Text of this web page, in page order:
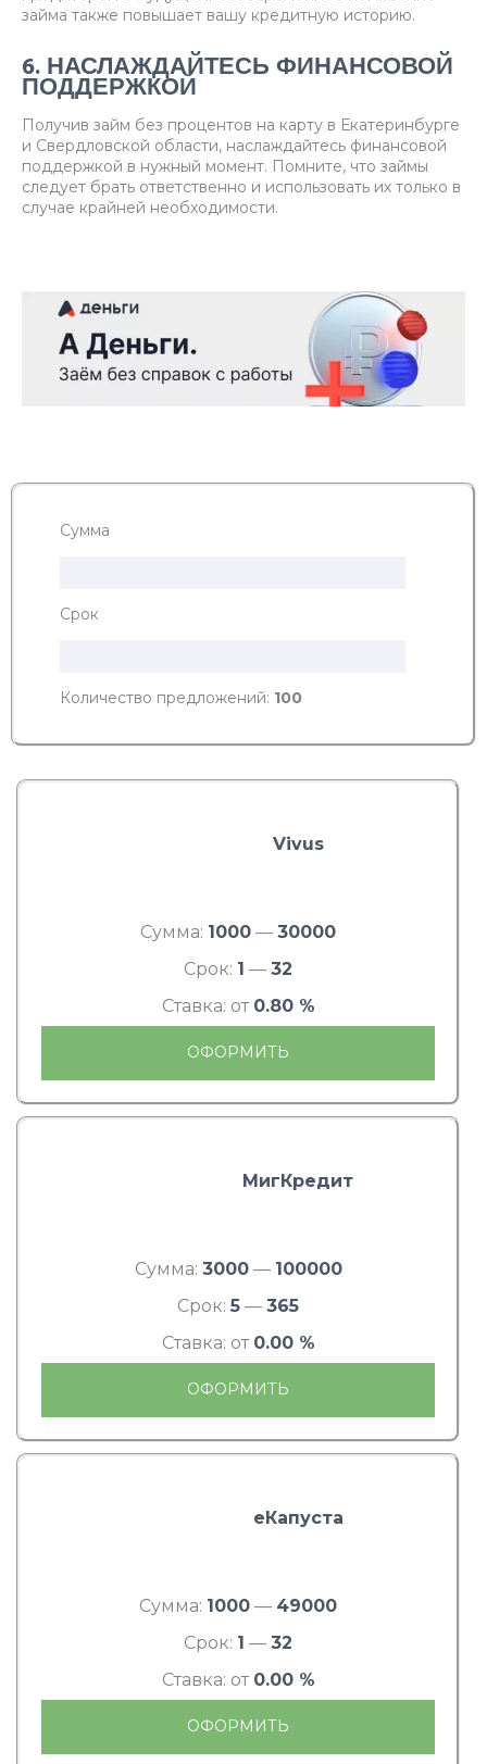
займа также повышает вашу кредитную историю.
6. НАСЛАЖДАЙТЕСЬ ФИНАНСОВОЙ
ПОДДЕРЖКОЙ
Получив займ без процентов на карту в Екатеринбурге
и Свердловской области, наслаждайтесь финансовой
поддержкой в нужный момент. Помните, что займы
следует брать ответственно и использовать их только в
случае крайней необходимости.
Сумма
Срок
Количество предложений: 100
Vivus
Сумма: 1000 — 30000
Срок: 1 — 32
Ставка: от 0.80 %
ОФОРМИТЬ
МигКредит
Сумма: 3000— 100000
Срок: 5 — 365
Ставка: от 0.00 %
ОФОРМИТЬ
еКапуста
Сумма: 1000 — 49000
Срок: 1 — 32
Ставка: от 0.00 %
ОФОРМИТЬ